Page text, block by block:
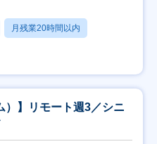
月残業20時間以内
）】リモート週3／シニ